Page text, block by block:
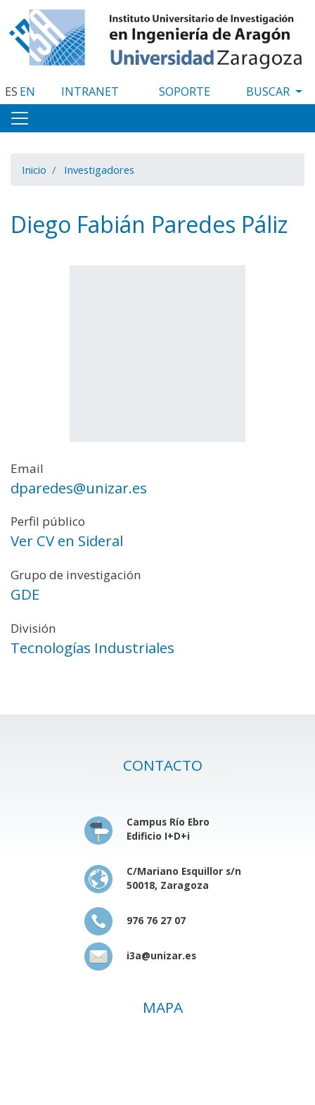
al
contenido
principal
ES EN INTRANET SOPORTE
Inicio Investigadores
Diego Fabián Paredes Páliz
Email
dparedes@unizar.es
Perfil público
Ver CV en Sideral
Grupo de investigación
GDE
División
Tecnologías Industriales
CONTACTO
Campus Río Ebro
Edificio I+D+i
C/Mariano Esquillor s/n
50018, Zaragoza
976 76 27 07
i3a@unizar.es
MAPA